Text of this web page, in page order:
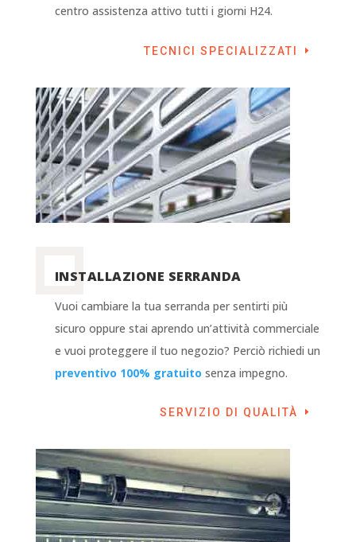
centro assistenza attivo tutti i giorni H24.
TECNICI SPECIALIZZATI
INSTALLAZIONE SERRANDA
Vuoi cambiare la tua serranda per sentirti più
sicuro oppure stai aprendo un’attività commerciale
e vuoi proteggere il tuo negozio? Perciò richiedi un
preventivo 100% gratuito senza impegno.
SERVIZIO DI QUALITÀ